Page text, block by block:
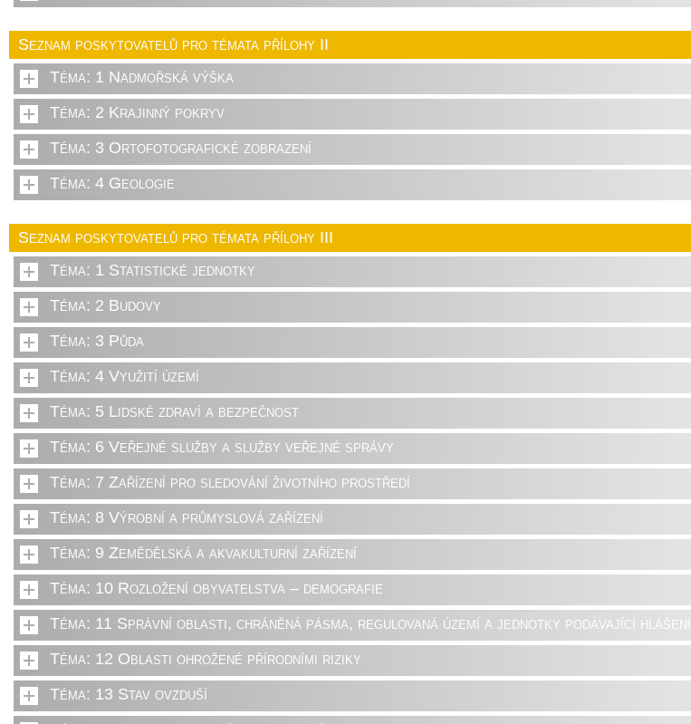
Seznam poskytovatelů pro témata přílohy II
Téma: 1 Nadmořská výška
Téma: 2 Krajinný pokryv
Téma: 3 Ortofotografické zobrazení
Téma: 4 Geologie
Seznam poskytovatelů pro témata přílohy III
Téma: 1 Statistické jednotky
Téma: 2 Budovy
Téma: 3 Půda
Téma: 4 Využití území
Téma: 5 Lidské zdraví a bezpečnost
Téma: 6 Veřejné služby a služby veřejné správy
Téma: 7 Zařízení pro sledování životního prostředí
Téma: 8 Výrobní a průmyslová zařízení
Téma: 9 Zemědělská a akvakulturní zařízení
Téma: 10 Rozložení obyvatelstva – demografie
Téma: 11 Správní oblasti, chráněná pásma, regulovaná území a jednotky podávající hlášení
Téma: 12 Oblasti ohrožené přírodními riziky
Téma: 13 Stav ovzduší